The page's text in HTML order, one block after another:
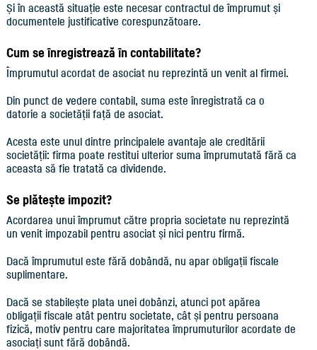
Și în această situație este necesar contractul de împrumut și
documentele justificative corespunzătoare.
Cum se înregistrează în contabilitate?
Împrumutul acordat de asociat nu reprezintă un venit al firmei.
Din punct de vedere contabil, suma este înregistrată ca o
datorie a societății față de asociat.
Acesta este unul dintre principalele avantaje ale creditării
societății: firma poate restitui ulterior suma împrumutată fără ca
aceasta să fie tratată ca dividende.
Se plătește impozit?
Acordarea unui împrumut către propria societate nu reprezintă
un venit impozabil pentru asociat și nici pentru firmă.
Dacă împrumutul este fără dobândă, nu apar obligații fiscale
suplimentare.
Dacă se stabilește plata unei dobânzi, atunci pot apărea
obligații fiscale atât pentru societate, cât și pentru persoana
fizică, motiv pentru care majoritatea împrumuturilor acordate de
asociați sunt fără dobândă.